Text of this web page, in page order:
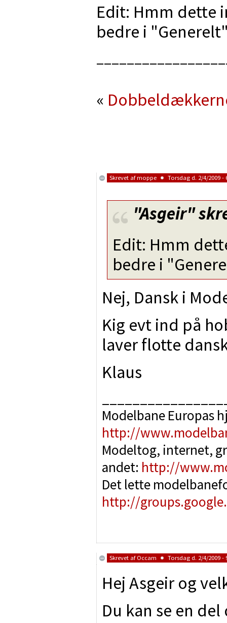
Edit: Hmm dette
bedre i
«
Skrevet afmoppe Torsdag d. 2/4/2009 -
"Asgeir"
Edit: Hmm
bedre i
Nej, Dansk i
Kig evt ind på
laver flotte
Klaus
Modelbane Europas
http://
Modeltog, internet,
andet: http://
Det lette
http://
Skrevet af Occam Torsdag d. 2/4/2009 -
Hej Asgeir og
Du kan se en